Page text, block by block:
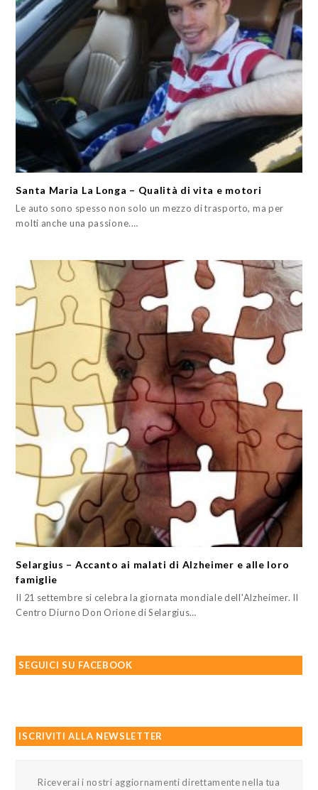
Santa Maria La Longa – Qualità di vita e motori
Le auto sono spesso non solo un mezzo di trasporto, ma per
molti anche una passione.…
Selargius – Accanto ai malati di Alzheimer e alle loro
famiglie
Il 21 settembre si celebra la giornata mondiale dell'Alzheimer. Il
Centro Diurno Don Orione di Selargius…
SEGUICI SU FACEBOOK
ISCRIVITI ALLA NEWSLETTER
Riceverai i nostri aggiornamenti direttamente nella tua